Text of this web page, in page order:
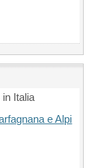
Italia
e Alpi